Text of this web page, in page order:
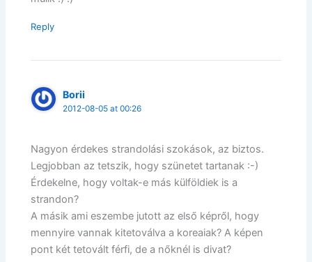
Reply
Borii
2012-08-05 at 00:26
Nagyon érdekes strandolási szokások, az biztos.
Legjobban az tetszik, hogy szünetet tartanak :-)
Érdekelne, hogy voltak-e más külföldiek is a
strandon?
A másik ami eszembe jutott az első képről, hogy
mennyire vannak kitetoválva a koreaiak? A képen
pont két tetovált férfi, de a nőknél is divat?